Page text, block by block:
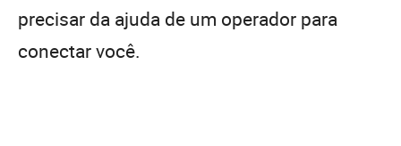
precisar da ajuda de um operador para
conectar você.